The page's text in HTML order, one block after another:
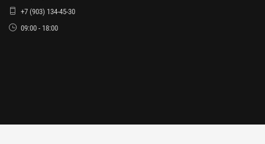
+7 (903) 134-45-30
09:00 - 18:00